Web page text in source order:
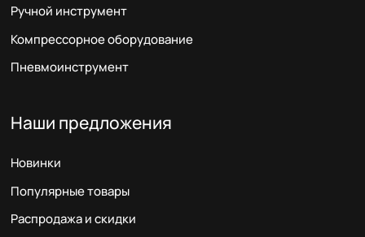
Ручной инструмент
Компрессорное оборудование
Пневмоинструмент
Наши предложения
Новинки
Популярные товары
Распродажа и скидки